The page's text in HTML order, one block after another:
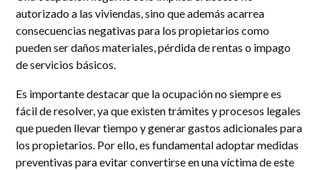
autorizado a las viviendas, sino que además acarrea
consecuencias negativas para los propietarios como
pueden ser daños materiales, pérdida de rentas o impago
de servicios básicos.
Es importante destacar que la ocupación no siempre es
fácil de resolver, ya que existen trámites y procesos legales
que pueden llevar tiempo y generar gastos adicionales para
los propietarios. Por ello, es fundamental adoptar medidas
preventivas para evitar convertirse en una víctima de este